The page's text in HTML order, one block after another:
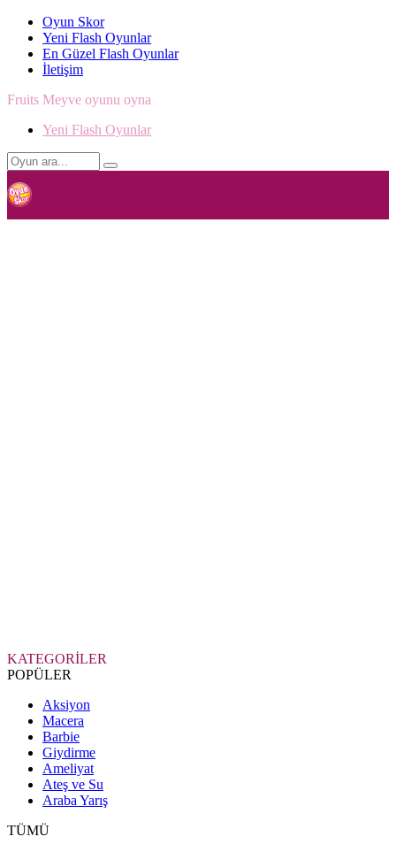
Oyun Skor
Yeni Flash Oyunlar
En Güzel Flash Oyunlar
İletişim
Fruits Meyve oyunu oyna
Yeni Flash Oyunlar
KATEGORİLER
POPÜLER
Aksiyon
Macera
Barbie
Giydirme
Ameliyat
Ateş ve Su
Araba Yarış
TÜMÜ